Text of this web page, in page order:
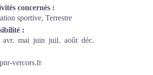
concernés :
sportive, Terrestre
:
avr. mai juin juil. août déc.
vercors.fr